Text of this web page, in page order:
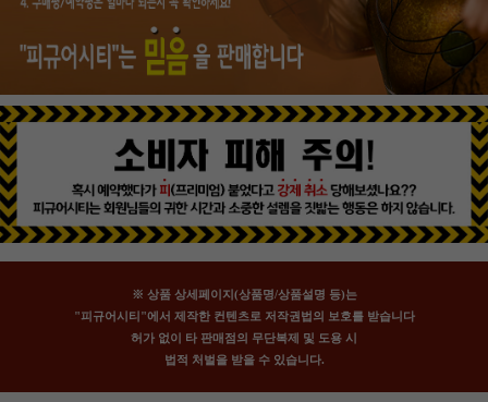
※ 상품 상세페이지(상품명/상품설명 등)는
"피규어시티"에서 제작한 컨텐츠로 저작권법의 보호를 받습니다
허가 없이 타 판매점의 무단복제 및 도용 시
법적 처벌을 받을 수 있습니다.